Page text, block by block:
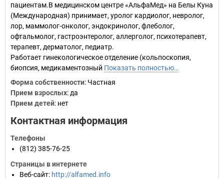
пациентам.В медицинском центре «АльфаМед» на Белы Куна
(Международная) принимает, уролог кардиолог, невролог,
лор, маммолог-онколог, эндокринолог, флеболог,
офтальмолог, гастроэнтеролог, аллерголог, психотерапевт,
терапевт, дерматолог, педиатр.
Работает гинекологическое отделение (кольпоскопия,
биопсия, медикаментозный Показать полностью…
Форма собственности: Частная
Прием взрослых: да
Прием детей: нет
Контактная информация
Телефоны
(812) 385-76-25
Страницы в интернете
Веб-сайт: http://alfamed.info